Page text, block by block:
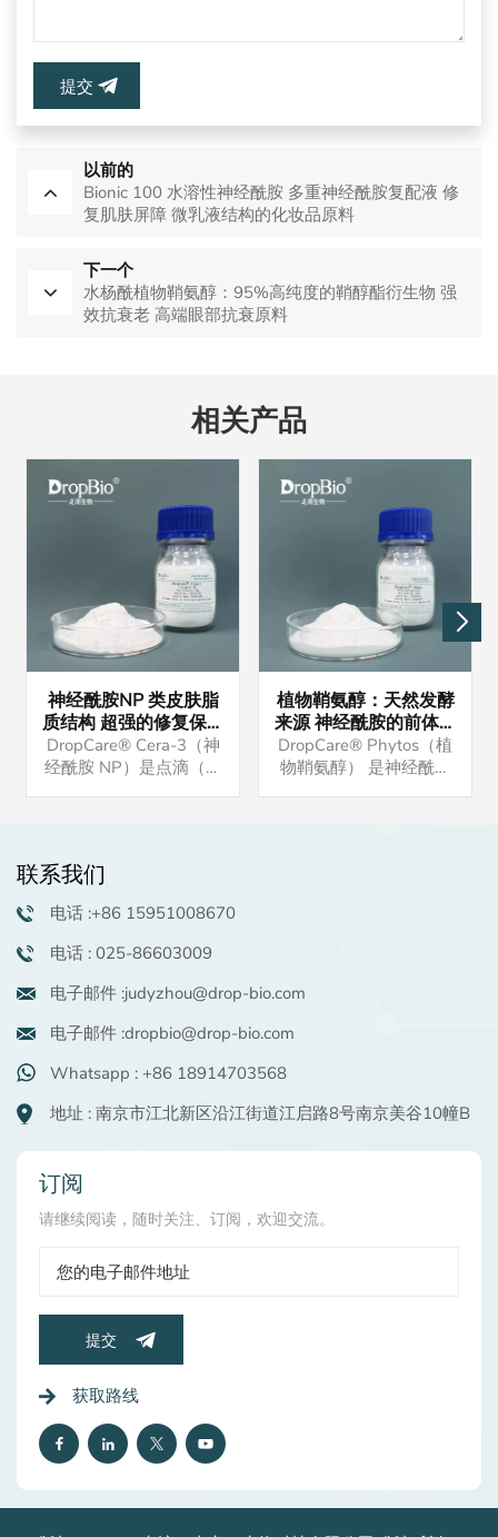
提交
以前的
Bionic 100 水溶性神经酰胺 多重神经酰胺复配液 修
复肌肤屏障 微乳液结构的化妆品原料
下一个
水杨酰植物鞘氨醇：95%高纯度的鞘醇酯衍生物 强
效抗衰老 高端眼部抗衰原料
相关产品
神经酰胺NP 类皮肤脂
质结构 超强的修复保湿
效果 对抗皮炎效果显著
DropCare® Cera-3（神
经酰胺 NP）是点滴（南
肤屏障。我司神经酰胺属
于高含量纯品，如果您有
兴趣，请联系我们索取样
品。我们还可以提供该原
料的成品配方供您参考。
植物鞘氨醇：天然发酵
来源 神经酰胺的前体物
强大的保湿抗炎功效 油
溶活性物 高端洗护原料
DropCare® Phytos（植
物鞘氨醇） 是神经酰胺
联系我们
电话 :+86 15951008670
电话 : 025-86603009
电子邮件 :judyzhou@drop-bio.com
电子邮件 :dropbio@drop-bio.com
Whatsapp : +86 18914703568
地址 : 南京市江北新区沿江街道江启路8号南京美谷10幢B
订阅
请继续阅读，随时关注、订阅，欢迎交流。
提交
获取路线